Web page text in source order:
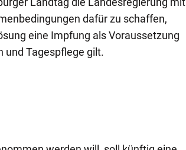
dafür zu schaffen,
eine Impfung als Voraussetzung
und Tagespflege gilt.